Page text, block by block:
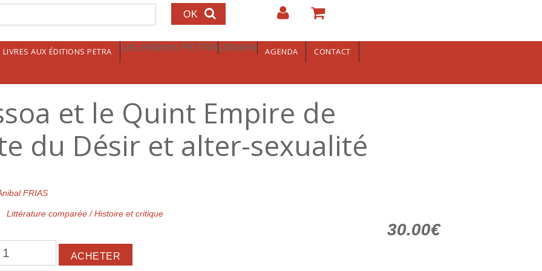
LIVRES AUX ÉDITIONS PETRA Les éditions PETRALibrairie AGENDA
CONTACT
et le Quint Empire de
du Désir et alter-sexualité
FRIAS
Littérature comparée / Histoire et critique
30.00€